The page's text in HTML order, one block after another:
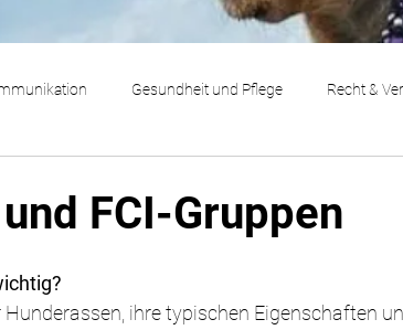
Gesundheit und Pflege Recht &
FCI-Gruppen
ihre typischen Eigenschaften